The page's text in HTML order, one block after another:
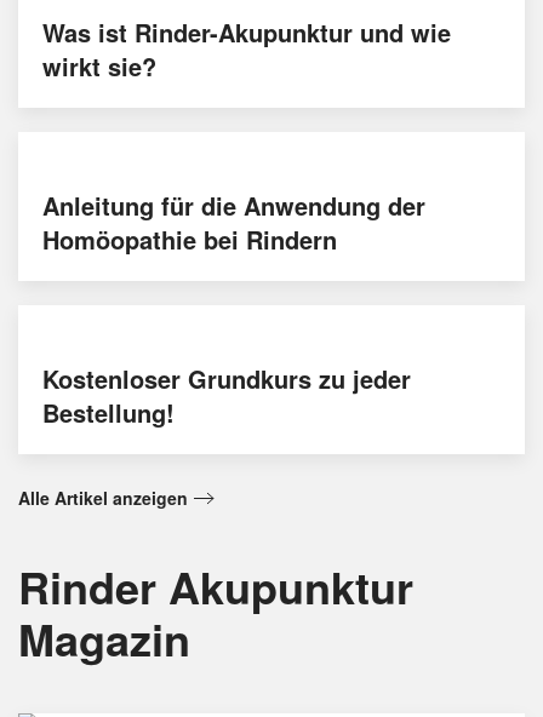
Was ist Rinder-Akupunktur und wie
wirkt sie?
Anleitung für die Anwendung der
Homöopathie bei Rindern
Kostenloser Grundkurs zu jeder
Bestellung!
Alle Artikel anzeigen
Rinder Akupunktur
Magazin